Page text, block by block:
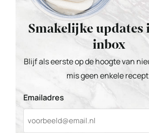
Smakelijke updates
inbox
Blijf als eerste op de hoogte van
mis geen enkele
Emailadres